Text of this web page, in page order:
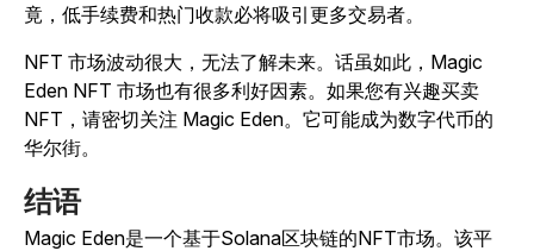
竟，低手续费和热门收款必将吸引更多交易者。
NFT 市场波动很大，无法了解未来。话虽如此，Magic
Eden NFT 市场也有很多利好因素。如果您有兴趣买卖
NFT，请密切关注 Magic Eden。它可能成为数字代币的
华尔街。
结语
Magic Eden是一个基于Solana区块链的NFT市场。该平